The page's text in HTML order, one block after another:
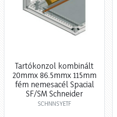
Tartókonzol kombinált
20mmx 86.5mmx 115mm
fém nemesacél Spacial
SF/SM Schneider
SCHNNSYETF